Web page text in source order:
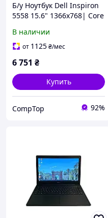
Б/у Ноутбук Dell Inspiron
5558 15.6" 1366x768| Core
GB SSD| HD 5500
В наличии
от 1125₴/мес
6 751 ₴
Купить
CompTop 92%